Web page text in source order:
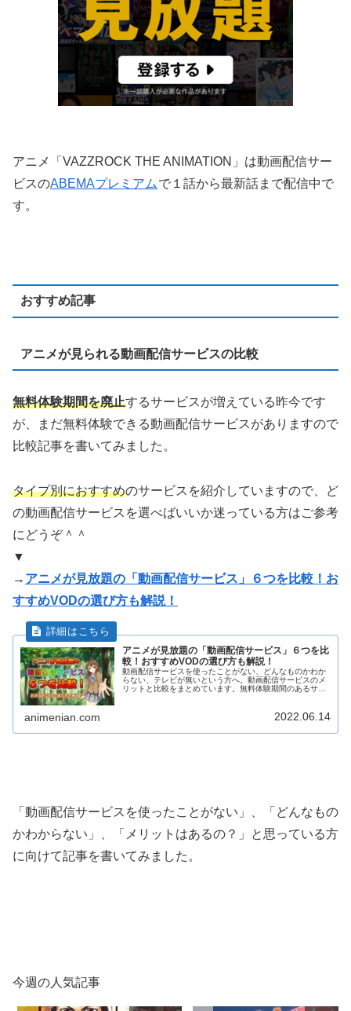
アニメ「VAZZROCK THE ANIMATION」は動画配信サー
ビスのABEMAプレミアム で１話から最新話まで配信中で
す。
おすすめ記事
アニメが見られる動画配信サービスの比較
無料体験期間を廃止するサービスが増えている昨今です
が、まだ無料体験できる動画配信サービスがありますので
比較記事を書いてみました。
タイプ別におすすめのサービスを紹介していますので、ど
の動画配信サービスを選べばいいか迷っている方はご参考
にどうぞ＾＾
▼
→ アニメが見放題の「動画配信サービス」６つを比較！お
すすめVODの選び方も解説！
アニメが見放題の「動画配信サービス」６つを比
較！おすすめVODの選び方も解説！
動画配信サービスを使ったことがない、どんなものかわか
らない、テレビが無いという方へ。動画配信サービスのメ
リットと比較をまとめています。無料体験期間のあるサー
animenian.com 2022.06.14
「動画配信サービスを使ったことがない」、「どんなもの
かわからない」、「メリットはあるの？」と思っている方
に向けて記事を書いてみました。
今週の人気記事